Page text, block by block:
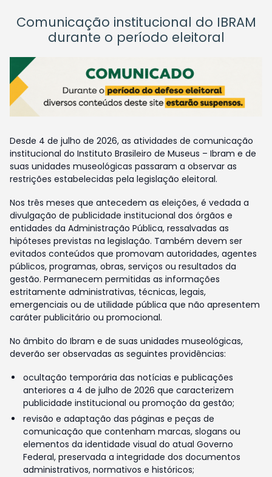
Comunicação institucional do IBRAM
durante o período eleitoral
Desde 4 de julho de 2026, as atividades de comunicação
institucional do Instituto Brasileiro de Museus – Ibram e de
suas unidades museológicas passaram a observar as
restrições estabelecidas pela legislação eleitoral.
Nos três meses que antecedem as eleições, é vedada a
divulgação de publicidade institucional dos órgãos e
entidades da Administração Pública, ressalvadas as
hipóteses previstas na legislação. Também devem ser
evitados conteúdos que promovam autoridades, agentes
públicos, programas, obras, serviços ou resultados da
gestão. Permanecem permitidas as informações
estritamente administrativas, técnicas, legais,
emergenciais ou de utilidade pública que não apresentem
caráter publicitário ou promocional.
No âmbito do Ibram e de suas unidades museológicas,
deverão ser observadas as seguintes providências:
ocultação temporária das notícias e publicações
anteriores a 4 de julho de 2026 que caracterizem
publicidade institucional ou promoção da gestão;
revisão e adaptação das páginas e peças de
comunicação que contenham marcas, slogans ou
elementos da identidade visual do atual Governo
Federal, preservada a integridade dos documentos
administrativos, normativos e históricos;